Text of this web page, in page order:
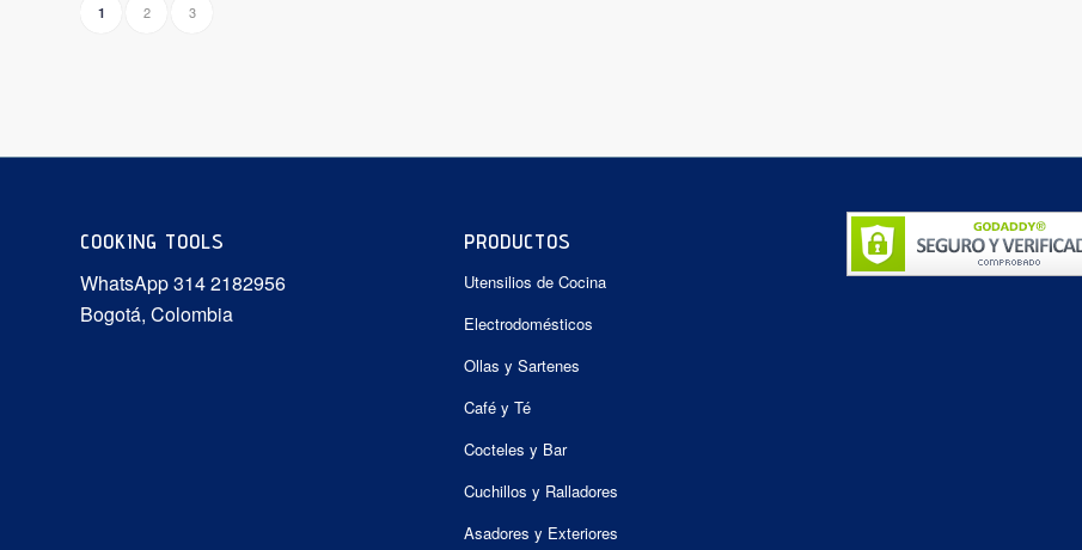
1 2 3
COOKING TOOLS
WhatsApp 314 2182956
Bogotá, Colombia
PRODUCTOS
Utensilios de Cocina
Electrodomésticos
Ollas y Sartenes
Café y Té
Cocteles y Bar
Cuchillos y Ralladores
Asadores y Exteriores